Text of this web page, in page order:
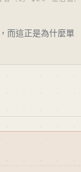
而這正是為什麼單